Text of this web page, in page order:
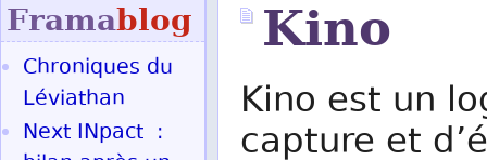
Kino
Kino est un
capture et
Framablog
Chroniques du
Léviathan
Next INpact :